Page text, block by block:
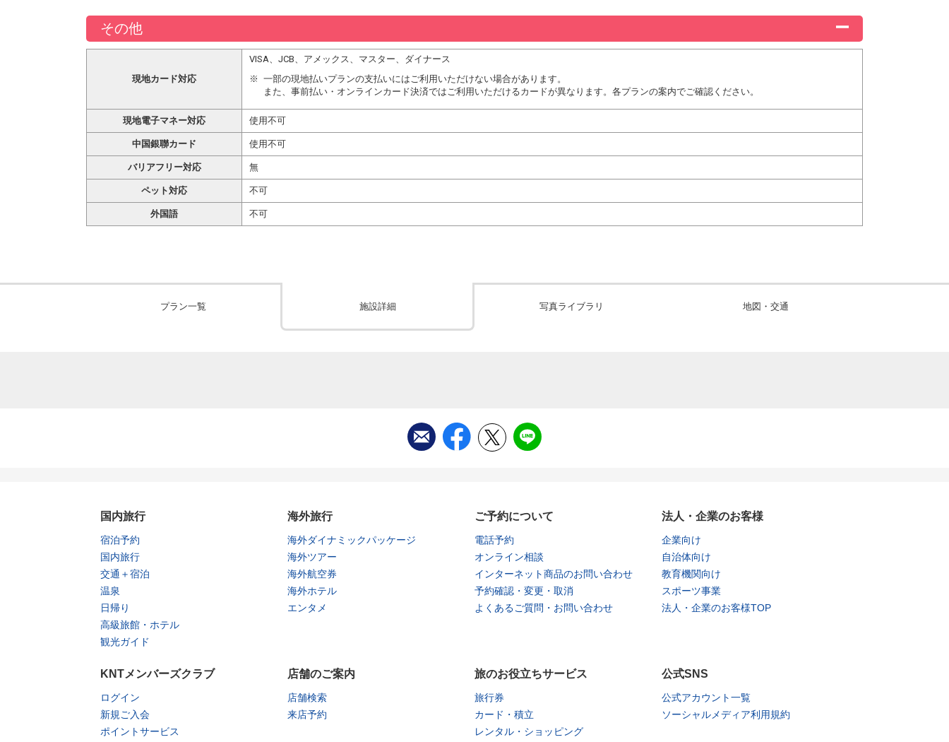
その他
現地カード対応
VISA、JCB、アメックス、マスター、ダイナース
一部の現地払いプランの支払いにはご利用いただけない場合があります。
また、事前払い・オンラインカード決済ではご利用いただけるカードが異なります。各プランの案内でご確認ください。
現地電子マネー対応 使用不可
中国銀聯カード 使用不可
バリアフリー対応 無
ペット対応 不可
外国語 不可
プラン一覧 施設詳細 写真ライブラリ 地図・交通
国内旅行
宿泊予約
国内旅行
交通＋宿泊
温泉
日帰り
高級旅館・ホテル
観光ガイド
海外旅行
海外ダイナミックパッケージ
海外ツアー
海外航空券
海外ホテル
エンタメ
ご予約について
電話予約
オンライン相談
インターネット商品のお問い合わせ
予約確認・変更・取消
よくあるご質問・お問い合わせ
法人・企業のお客様
企業向け
自治体向け
教育機関向け
スポーツ事業
法人・企業のお客様TOP
KNTメンバーズクラブ
ログイン
新規ご入会
ポイントサービス
店舗のご案内
店舗検索
来店予約
旅のお役立ちサービス
旅行券
カード・積立
レンタル・ショッピング
公式SNS
公式アカウント一覧
ソーシャルメディア利用規約